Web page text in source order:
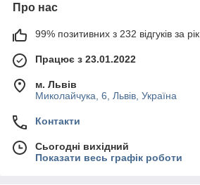
Про нас
99% позитивних з 232 відгуків за рік
Працює з 23.01.2022
м. Львів
Миколайчука, 6, Львів, Україна
Контакти
Сьогодні вихідний
Показати весь графік роботи